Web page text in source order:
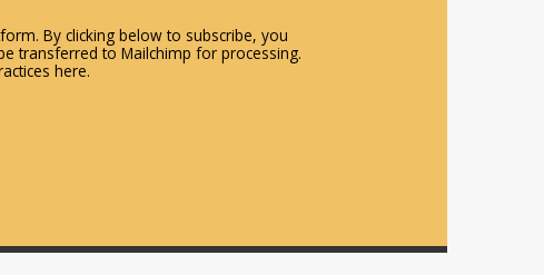
By clicking below to subscribe, you
transferred to Mailchimp for processing.
here.